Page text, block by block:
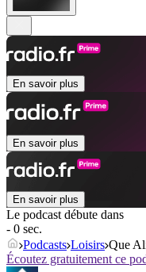
En savoir plus
En savoir plus
En savoir plus
Le podcast débute dans
- 0 sec.
Podcasts Loisirs Que
Écoutez gratuitement ce